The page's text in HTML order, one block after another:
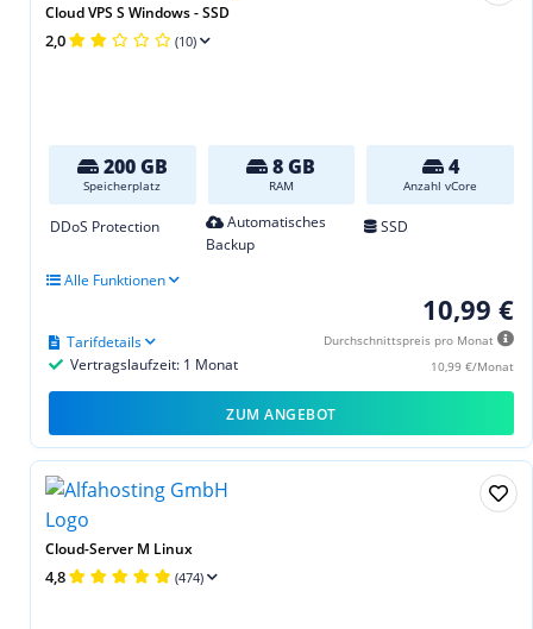
Cloud VPS S Windows - SSD
2,0 (10)
200 GB
Speicherplatz
8 GB
RAM
4
Anzahl vCore
DDoS Protection
Automatisches
Backup
SSD
Alle Funktionen
10,99 €
Durchschnittspreis pro Monat
10,99 €/Monat
Vertragslaufzeit: 1 Monat
Tarifdetails
ZUM ANGEBOT
Cloud-Server M Linux
4,8 (474)